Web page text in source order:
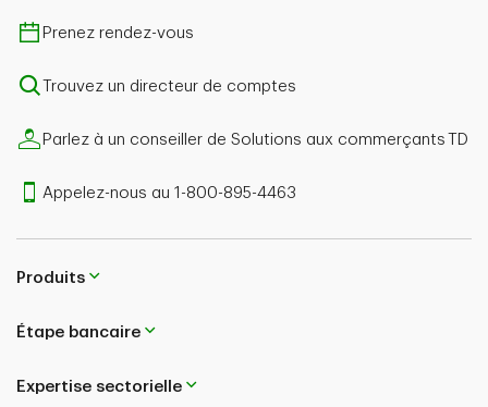
Prenez rendez-vous
Trouvez un directeur de comptes
Parlez à un conseiller de Solutions aux commerçants TD
Appelez-nous au 1-800-895-4463
Produits
Étape bancaire
Expertise sectorielle